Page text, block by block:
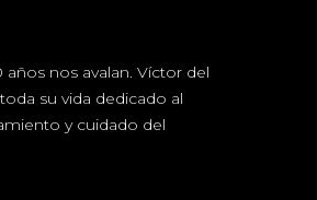
años nos avalan. Víctor del
su vida dedicado al
y cuidado del